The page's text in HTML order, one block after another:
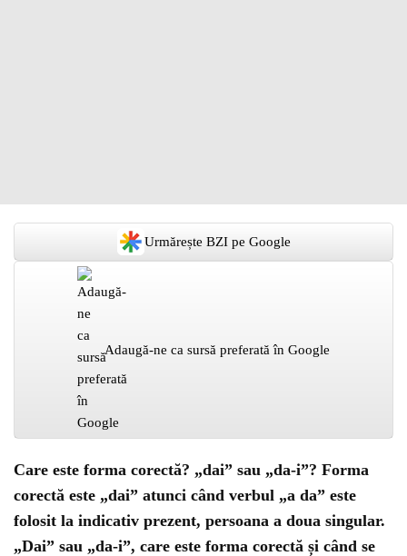
Urmărește BZI pe Google
Adaugă-ne ca sursă preferată în Google
Care este forma corectă? „dai” sau „da-i”? Forma
corectă este „dai” atunci când verbul „a da” este
folosit la indicativ prezent, persoana a doua singular.
„Dai” sau „da-i”, care este forma corectă și când se